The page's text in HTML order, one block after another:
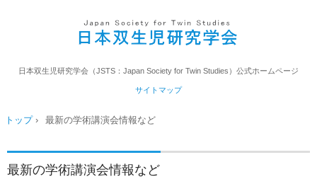
日本双生児研究学会（JSTS：Japan Society for Twin Studies）公式ホームページ
サイトマップ
トップ› 最新の学術講演会情報など
最新の学術講演会情報など